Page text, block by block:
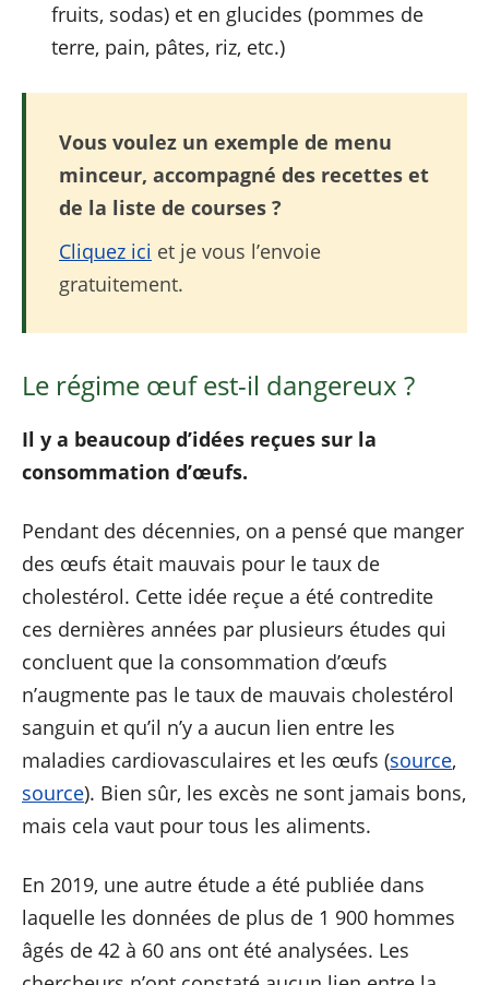
fruits, sodas) et en glucides (pommes de
terre, pain, pâtes, riz, etc.)
Vous voulez un exemple de menu
minceur, accompagné des recettes et
de la liste de courses ?
Cliquez ici et je vous l’envoie
gratuitement.
Le régime œuf est-il dangereux ?
Il y a beaucoup d’idées reçues sur la
consommation d’œufs.
Pendant des décennies, on a pensé que manger
des œufs était mauvais pour le taux de
cholestérol. Cette idée reçue a été contredite
ces dernières années par plusieurs études qui
concluent que la consommation d’œufs
n’augmente pas le taux de mauvais cholestérol
sanguin et qu’il n’y a aucun lien entre les
maladies cardiovasculaires et les œufs (source,
source). Bien sûr, les excès ne sont jamais bons,
mais cela vaut pour tous les aliments.
En 2019, une autre étude a été publiée dans
laquelle les données de plus de 1 900 hommes
âgés de 42 à 60 ans ont été analysées. Les